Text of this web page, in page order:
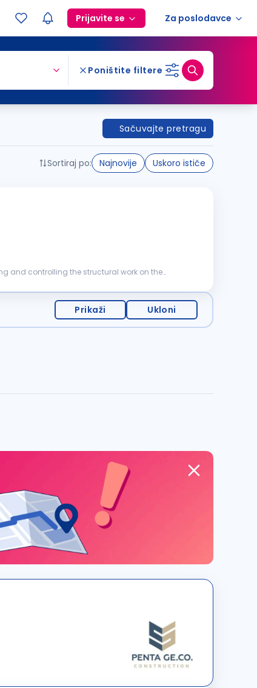
Prijavite se Za poslodavce
Poništite filtere
Sačuvajte pretragu
Sortiraj po: Najnovije Uskoro ističe
Prikaži Ukloni